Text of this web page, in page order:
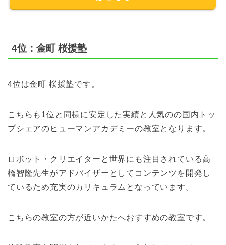
4位：金町 桜援塾
4位は金町 桜援塾です。
こちらも1位と同様に安定した実績と人気のの国内トッ
プシェアのヒューマンアカデミーの教室となります。
ロボット・クリエイターと 世界にも注目されている高
橋智隆先生がアドバイザーとしてコンテンツを開発し
ているため充実のカリキュラムとなっています。
こちらの教室の方が近いかたへおすすめの教室です。